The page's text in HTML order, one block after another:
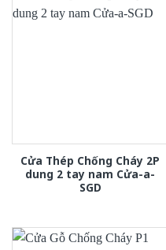
Cửa Thép Chống Cháy 2P
dung 2 tay nam Cửa-a-
SGD